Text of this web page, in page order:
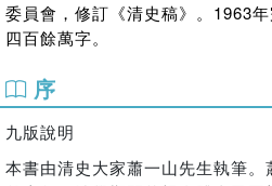
委員會，修訂《清史稿》。1963
四百餘萬字。
序
九版說明
本書由清史大家蕭一山先生執筆